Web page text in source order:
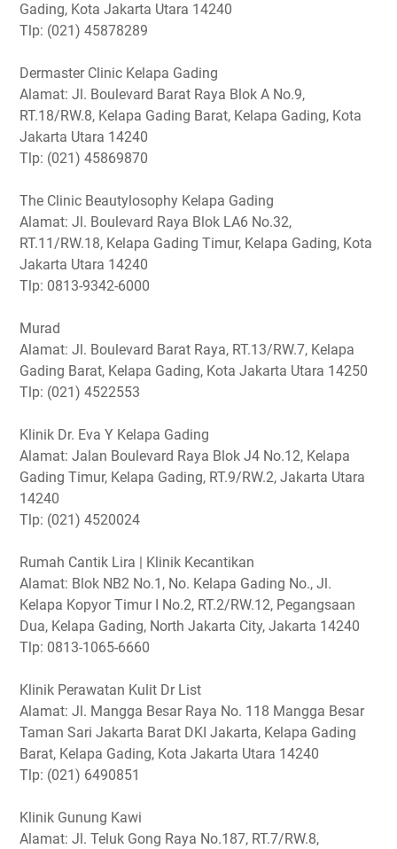
Gading, Kota Jakarta Utara 14240
Tlp: (021) 45878289
Dermaster Clinic Kelapa Gading
Alamat: Jl. Boulevard Barat Raya Blok A No.9,
RT.18/RW.8, Kelapa Gading Barat, Kelapa Gading, Kota
Jakarta Utara 14240
Tlp: (021) 45869870
The Clinic Beautylosophy Kelapa Gading
Alamat: Jl. Boulevard Raya Blok LA6 No.32,
RT.11/RW.18, Kelapa Gading Timur, Kelapa Gading, Kota
Jakarta Utara 14240
Tlp: 0813-9342-6000
Murad
Alamat: Jl. Boulevard Barat Raya, RT.13/RW.7, Kelapa
Gading Barat, Kelapa Gading, Kota Jakarta Utara 14250
Tlp: (021) 4522553
Klinik Dr. Eva Y Kelapa Gading
Alamat: Jalan Boulevard Raya Blok J4 No.12, Kelapa
Gading Timur, Kelapa Gading, RT.9/RW.2, Jakarta Utara
14240
Tlp: (021) 4520024
Rumah Cantik Lira | Klinik Kecantikan
Alamat: Blok NB2 No.1, No. Kelapa Gading No., Jl.
Kelapa Kopyor Timur I No.2, RT.2/RW.12, Pegangsaan
Dua, Kelapa Gading, North Jakarta City, Jakarta 14240
Tlp: 0813-1065-6660
Klinik Perawatan Kulit Dr List
Alamat: Jl. Mangga Besar Raya No. 118 Mangga Besar
Taman Sari Jakarta Barat DKI Jakarta, Kelapa Gading
Barat, Kelapa Gading, Kota Jakarta Utara 14240
Tlp: (021) 6490851
Klinik Gunung Kawi
Alamat: Jl. Teluk Gong Raya No.187, RT.7/RW.8,